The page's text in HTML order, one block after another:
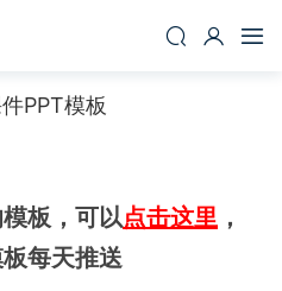
PPT模板
板，可以点击这里 ，
每天推送